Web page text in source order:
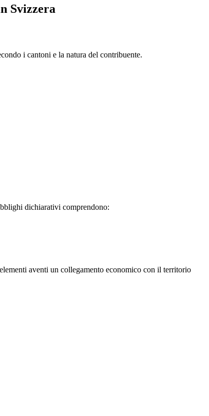
Svizzera
i cantoni e la natura del contribuente.
dichiarativi comprendono:
aventi un collegamento economico con il territorio